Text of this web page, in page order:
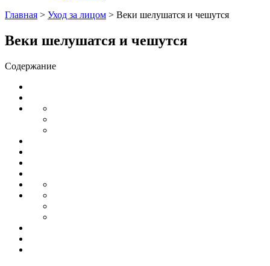
Главная > Уход за лицом > Веки шелушатся и чешутся
Веки шелушатся и чешутся
Содержание